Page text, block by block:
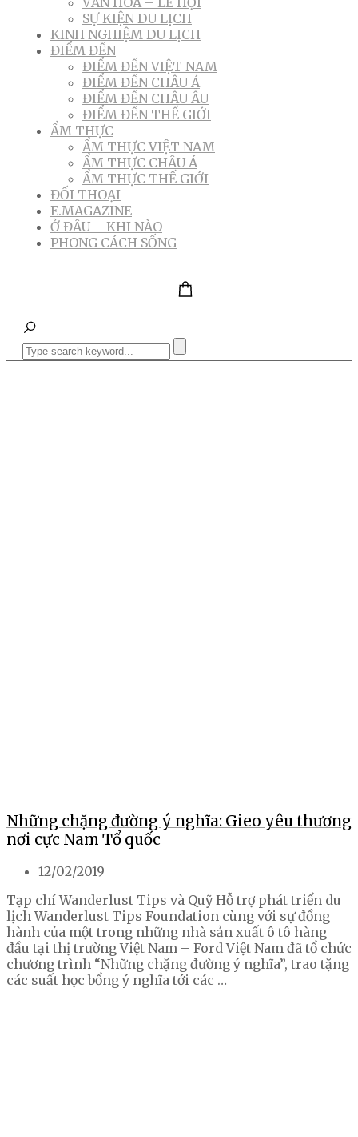
SỰ KIỆN DU LỊCH
KINH NGHIỆM DU LỊCH
ĐIỂM ĐẾN
ĐIỂM ĐẾN VIỆT NAM
ĐIỂM ĐẾN CHÂU Á
ĐIỂM ĐẾN CHÂU ÂU
ĐIỂM ĐẾN THẾ GIỚI
ẨM THỰC
ẨM THỰC VIỆT NAM
ẨM THỰC CHÂU Á
ẨM THỰC THẾ GIỚI
ĐỐI THOẠI
E.MAGAZINE
Ở ĐÂU – KHI NÀO
PHONG CÁCH SỐNG
Những chặng đường ý nghĩa: Gieo yêu thương
nơi cực Nam Tổ quốc
12/02/2019
Tạp chí Wanderlust Tips và Quỹ Hỗ trợ phát triển du
lịch Wanderlust Tips Foundation cùng với sự đồng
hành của một trong những nhà sản xuất ô tô hàng
đầu tại thị trường Việt Nam – Ford Việt Nam đã tổ chức
chương trình “Những chặng đường ý nghĩa”, trao tặng
các suất học bổng ý nghĩa tới các …